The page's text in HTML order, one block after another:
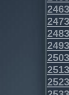
2463
2473
2483
2493
2503
2513
2523